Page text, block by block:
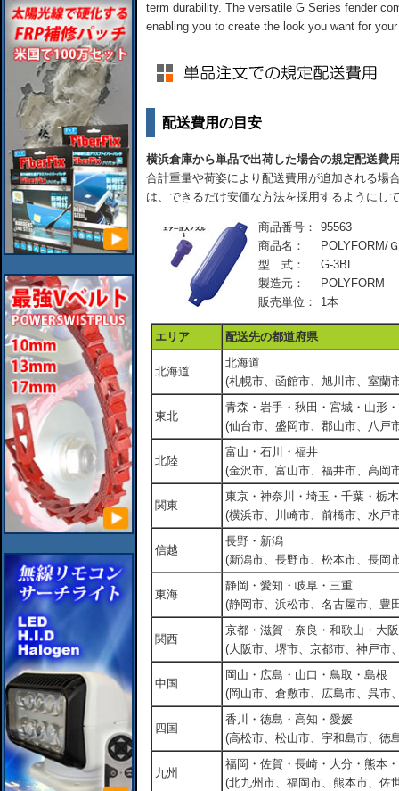
term durability. The versatile G Series fender
enabling you to create the look you want for
配送費用の目安
横浜倉庫から単品で出荷した場合の規定配送費
合計重量や荷姿により配送費用が追加される場
は、できるだけ安価な方法を採用するようにし
商品番号：
95563
商品名：
POLYFORM/
型 式：
G-3BL
製造元：
POLYFORM
販売単位：
1本
エリア 配送先の都道府県
北海道
北海道
(札幌市、函館市、旭川市、室蘭
東北
青森・岩手・秋田・宮城・山形
(仙台市、盛岡市、郡山市、八戸
北陸
富山・石川・福井
(金沢市、富山市、福井市、高岡
関東
東京・神奈川・埼玉・千葉・栃
(横浜市、川崎市、前橋市、水戸
信越
長野・新潟
(新潟市、長野市、松本市、長岡
東海
静岡・愛知・岐阜・三重
(静岡市、浜松市、名古屋市、豊
関西
京都・滋賀・奈良・和歌山・大
(大阪市、堺市、京都市、神戸市
中国
岡山・広島・山口・鳥取・島根
(岡山市、倉敷市、広島市、呉市
四国
香川・徳島・高知・愛媛
(高松市、松山市、宇和島市、徳
九州
福岡・佐賀・長崎・大分・熊本
(北九州市、福岡市、熊本市、佐